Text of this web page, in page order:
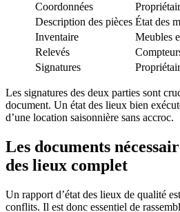
Coordonnées
Description des pièces État des
Inventaire
Meubles
Relevés
Signatures
Les signatures des deux parties sont
document. Un état des lieux bien
d’une location saisonnière sans accroc.
Les documents
des lieux complet
Un rapport d’état des lieux de qualité
conflits. Il est donc essentiel de